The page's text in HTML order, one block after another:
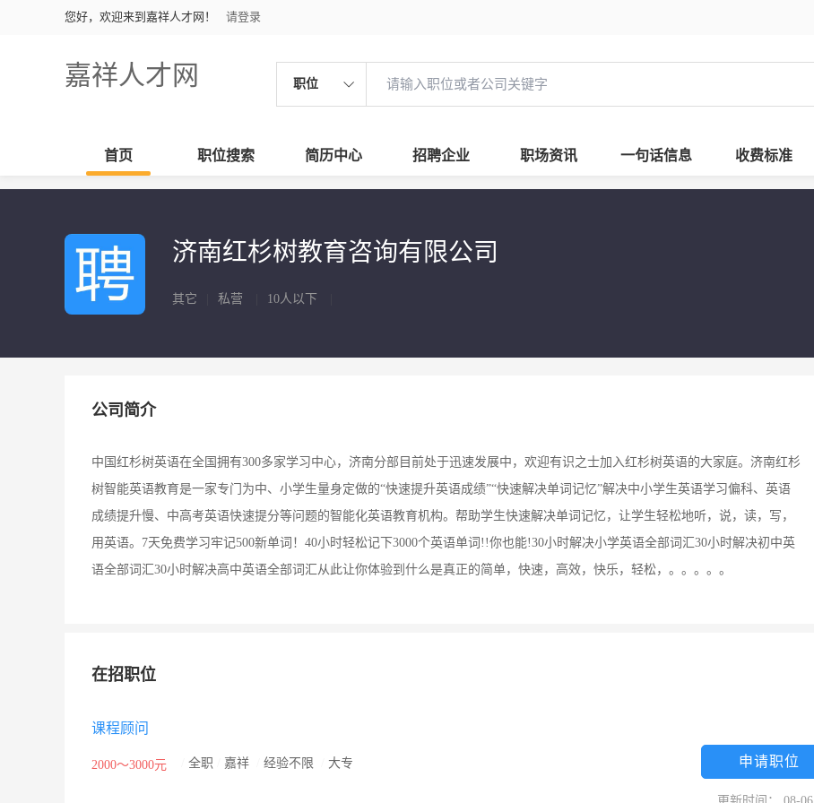
您好，欢迎来到嘉祥人才网！ 请登录
嘉祥人才网 职位
首页 职位搜索 简历中心 招聘企业 职场资讯 一句话信息 收费标准
济南红杉树教育咨询有限公司
其它 私营 10人以下
公司简介
中国红杉树英语在全国拥有300多家学习中心，济南分部目前处于迅速发展中，欢迎有识之士加入红杉树英语的大家庭。济南红杉
树智能英语教育是一家专门为中、小学生量身定做的“快速提升英语成绩”“快速解决单词记忆”解决中小学生英语学习偏科、英语
成绩提升慢、中高考英语快速提分等问题的智能化英语教育机构。帮助学生快速解决单词记忆，让学生轻松地听，说，读，写，
用英语。7天免费学习牢记500新单词！40小时轻松记下3000个英语单词!!你也能!30小时解决小学英语全部词汇30小时解决初中英
语全部词汇30小时解决高中英语全部词汇从此让你体验到什么是真正的简单，快速，高效，快乐，轻松，。。。。。
在招职位
课程顾问
2000～3000元 全职 嘉祥 经验不限 大专 申请职位